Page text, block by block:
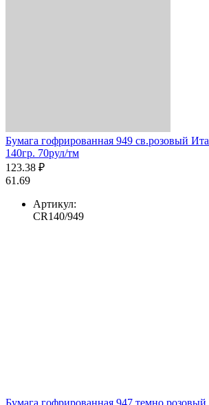
Бумага гофрированная 949 св.розовый
140гр. 70рул/тм
123.38 ₽
61.69
Артикул:
CR140/949
Бумага гофрированная 947 темно